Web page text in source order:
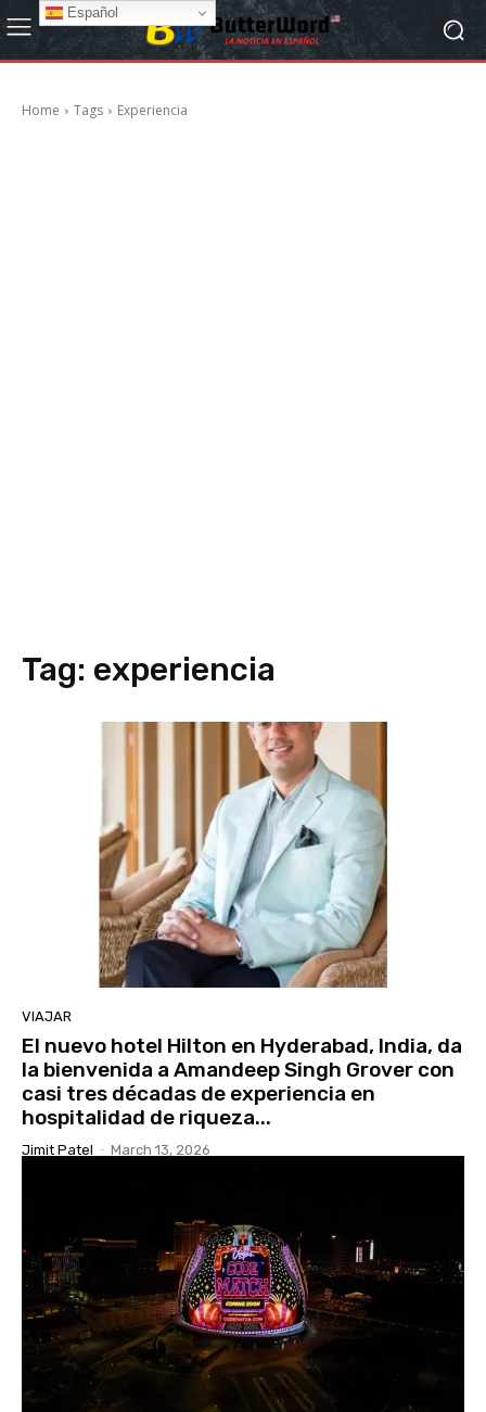
Home Tags Experiencia
Tag: experiencia
VIAJAR
El nuevo hotel Hilton en Hyderabad, India, da
la bienvenida a Amandeep Singh Grover con
casi tres décadas de experiencia en
hospitalidad de riqueza...
Jimit Patel - March 13, 2026
Español